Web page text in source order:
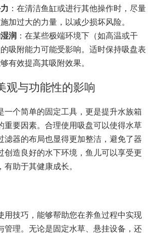
：在清洁鱼缸或进行其他操作时，尽量
加过大的力量，以减少损坏风险。
润 ：在某些极端环境下（如高温或干
吸附能力可能受影响。适时保持吸盘表
有效提高其吸附效果。
观与功能性的影响
一个简单的固定工具，更是提升水族箱
重要因素。合理使用吸盘可以使得水草
滤器的布局也显得更加整洁，避免了器
创造良好的水下环境，鱼儿可以享受更
助于其健康成长。
用技巧，能够帮助您在养鱼过程中实现
管理。无论是固定水草、悬挂设备，还